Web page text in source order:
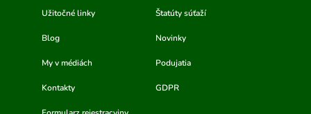
Užitočné linky Štatúty súťaží
Blog Novinky
My v médiách Podujatia
Kontakty GDPR